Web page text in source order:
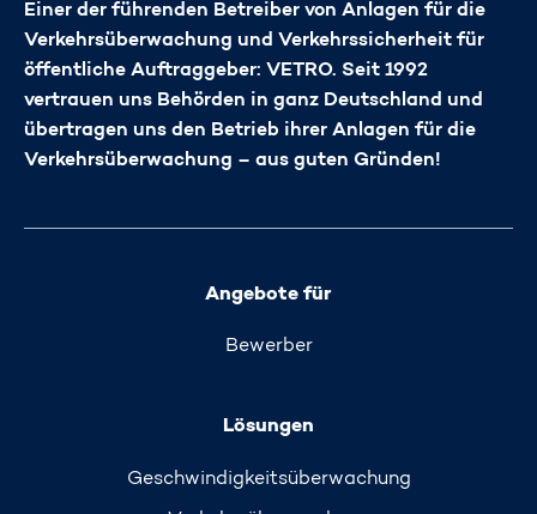
Einer der führenden Betreiber von Anlagen für die
Verkehrsüberwachung und Verkehrssicherheit für
öffentliche Auftraggeber: VETRO. Seit 1992
vertrauen uns Behörden in ganz Deutschland und
übertragen uns den Betrieb ihrer Anlagen für die
Verkehrsüberwachung – aus guten Gründen!
Angebote für
Bewerber
Lösungen
Geschwindigkeits­überwachung